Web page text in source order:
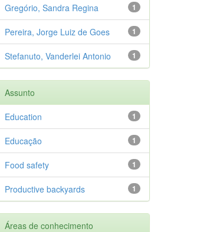
1
Gregório, Sandra Regina
1
Pereira, Jorge Luiz de Goes
1
Stefanuto, Vanderlei Antonio
Assunto
1
Education
1
Educação
1
Food safety
1
Productive backyards
Áreas de conhecimento